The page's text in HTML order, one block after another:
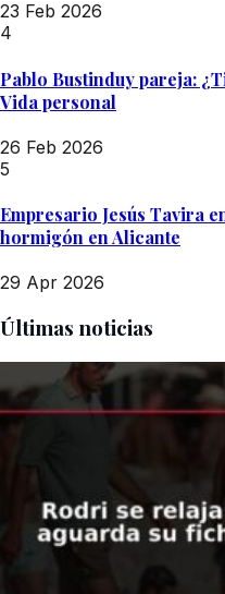
23 Feb 2026
4
Pablo Bustinduy pareja:
Vida personal
26 Feb 2026
5
Empresario Jesús Tavira
hormigón en Alicante
29 Apr 2026
Últimas noticias